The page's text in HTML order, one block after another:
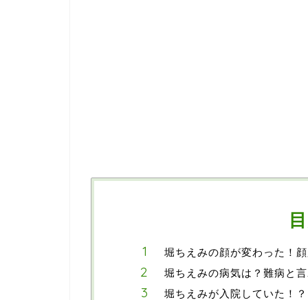
堀ちえみの顔が変わった！
堀ちえみの病気は？難病と
堀ちえみが入院していた！？